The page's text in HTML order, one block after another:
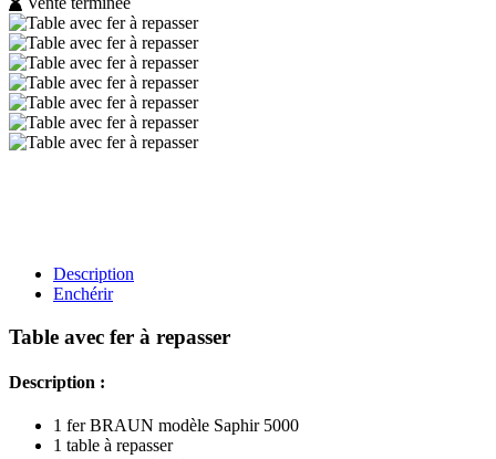
Description
Enchérir
Table avec fer à repasser
Description :
1 fer BRAUN modèle Saphir 5000
1 table à repasser